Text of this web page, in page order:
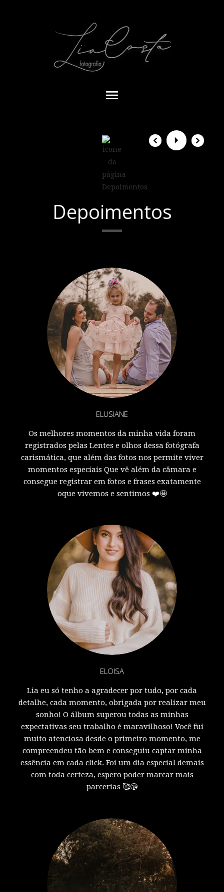
menu
Depoimentos
ELUSIANE
Os melhores momentos da minha vida foram
registrados pelas Lentes e olhos dessa fotógrafa
carismática, que além das fotos nos permite viver
momentos especiais Que vê além da câmara e
consegue registrar em fotos e frases exatamente
oque vivemos e sentimos ❤️🤩
ELOISA
Lia eu só tenho a agradecer por tudo, por cada
detalhe, cada momento, obrigada por realizar meu
sonho! O álbum superou todas as minhas
expectativas seu trabalho é maravilhoso! Você fui
muito atenciosa desde o primeiro momento, me
compreendeu tão bem e conseguiu captar minha
essência em cada click. Foi um dia especial demais
com toda certeza, espero poder marcar mais
parcerias 🥰😘